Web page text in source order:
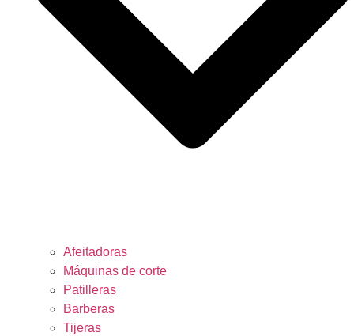
Afeitadoras
Máquinas de corte
Patilleras
Barberas
Tijeras